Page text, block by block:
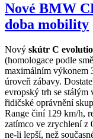
Nové BMW
doba mobility
Nový skútr C
(homologace podle
maximálním výkonem
úroveň zábavy.
evropský trh se stálým
řidičské oprávnění
Range činí 129 km/h,
zatímco ve zrychlení z
ne-li lepší, než